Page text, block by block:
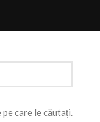
care le căutați.